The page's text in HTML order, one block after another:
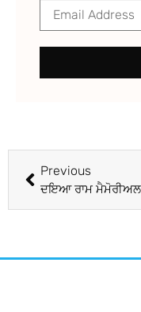
Previous